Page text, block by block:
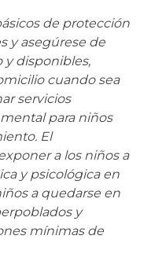
de protección
y asegúrese de
y disponibles,
cuando sea
servicios
para niños
El
a los niños a
y psicológica en
a quedarse en
y
mínimas de